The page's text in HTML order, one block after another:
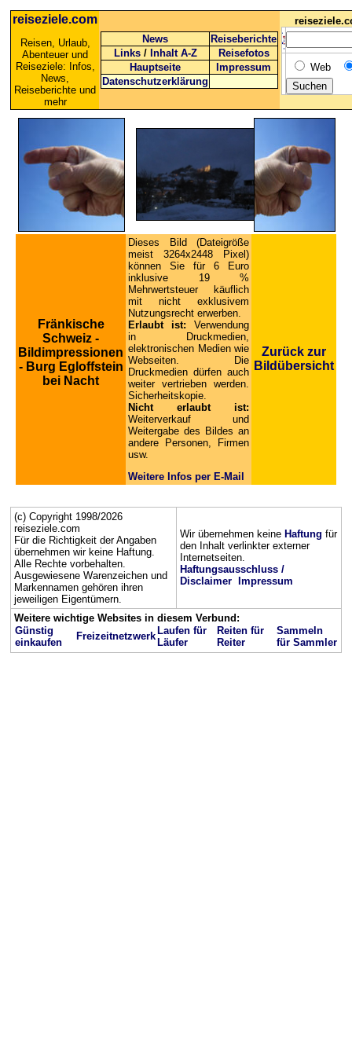
reiseziele.com
Reisen, Urlaub,
Abenteuer und
Reiseziele: Infos,
News,
Reiseberichte und
mehr
News
Reiseberichte
Links / Inhalt A-Z
Reisefotos
Hauptseite
Impressum
Datenschutzerklärung
Web
Fränkische
Schweiz -
Bildimpressionen
- Burg Egloffstein
bei Nacht
Dieses Bild (Dateigröße
meist 3264x2448 Pixel)
können Sie für 6 Euro
inklusive 19 %
Mehrwertsteuer käuflich
mit nicht exklusivem
Nutzungsrecht erwerben.
Erlaubt ist: Verwendung
in Druckmedien,
elektronischen Medien wie
Webseiten. Die
Druckmedien dürfen auch
weiter vertrieben werden.
Sicherheitskopie.
Nicht erlaubt ist:
Weiterverkauf und
Weitergabe des Bildes an
andere Personen, Firmen
usw.
Weitere Infos per E-Mail
Zurück zur
Bildübersicht
(c) Copyright 1998/2026
reiseziele.com
Für die Richtigkeit der Angaben
übernehmen wir keine Haftung.
Alle Rechte vorbehalten.
Ausgewiesene Warenzeichen und
Markennamen gehören ihren
jeweiligen Eigentümern.
Wir übernehmen keine Haftung für
den Inhalt verlinkter externer
Internetseiten.
Haftungsausschluss /
Disclaimer
Impressum
Weitere wichtige Websites in diesem Verbund:
Günstig
einkaufen
Freizeitnetzwerk Laufen für
Läufer
Reiten für
Reiter
Sammeln
für Sammler